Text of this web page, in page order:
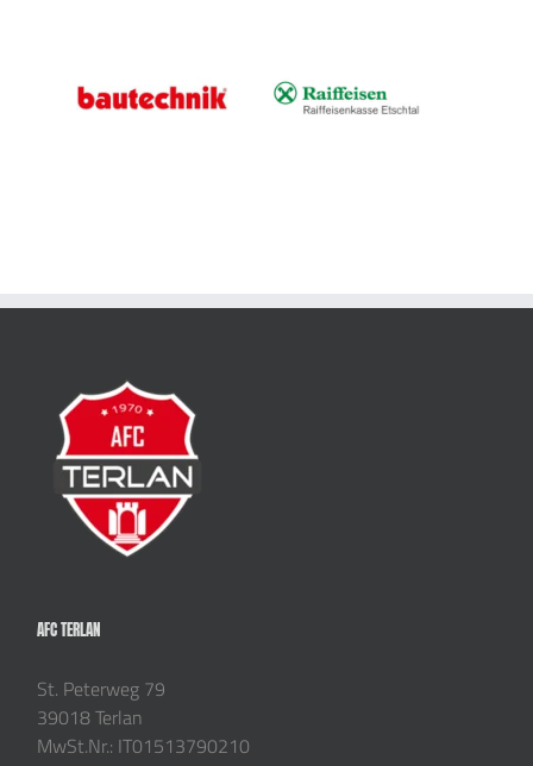
AFC TERLAN
St. Peterweg 79
39018 Terlan
MwSt.Nr.: IT01513790210